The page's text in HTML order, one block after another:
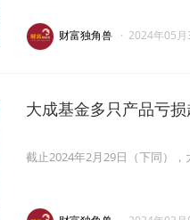
财富独角兽 · 2024年05
大成基金多只产品亏
截止2024年2月29日（下同），